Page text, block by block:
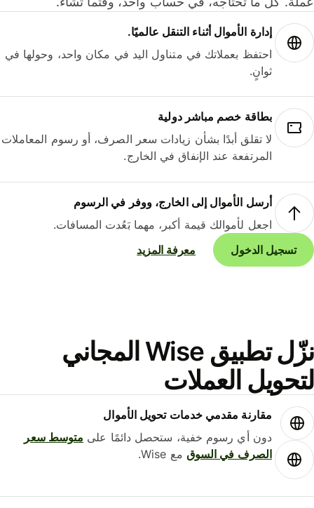
إدارة الأموال أثناء التنقل عالميًا.
احتفظ بعملاتك في متناول اليد في مكان واحد، وحولها في
ثوانٍ.
بطاقة خصم مباشر دولية
لا تقلق أبدًا بشأن زيادات سعر الصرف، أو رسوم المعاملات
المرتفعة عند الإنفاق في الخارج.
أرسل الأموال إلى الخارج، ووفر في الرسوم
اجعل لأموالك قيمة أكبر، مهما بَعُدت المسافات.
تسجيل الدخول
معرفة المزيد
نزّل تطبيق Wise المجاني
العملات
مقارنة مقدمي خدمات تحويل الأموال
دون أي رسوم خفية، ستحصل دائمًا علىمتوسط ​​سعر
الصرف في السوقمع Wise.